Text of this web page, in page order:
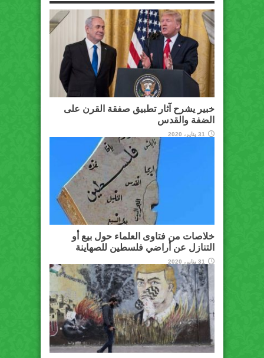
خبير يشرح آثار تطبيق صفقة القرن على
الضفة والقدس
31 يناير، 2020
خلاصات من فتاوى العلماء حول بيع أو
التنازل عن أراضي فلسطين للصهاينة
31 يناير، 2020